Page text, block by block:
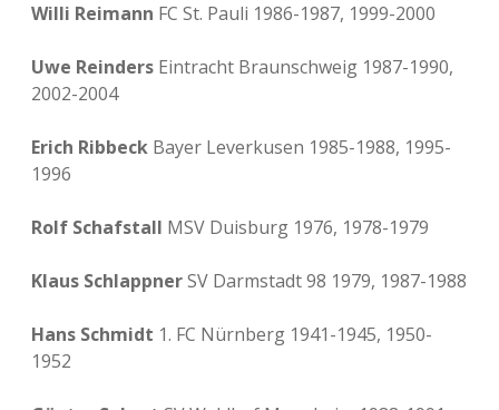
Willi Reimann FC St. Pauli 1986-1987, 1999-2000
Uwe Reinders Eintracht Braunschweig 1987-1990,
2002-2004
Erich Ribbeck Bayer Leverkusen 1985-1988, 1995-
1996
Rolf Schafstall MSV Duisburg 1976, 1978-1979
Klaus SchlappnerSV Darmstadt 98 1979, 1987-1988
Hans Schmidt 1. FC Nürnberg 1941-1945, 1950-
1952